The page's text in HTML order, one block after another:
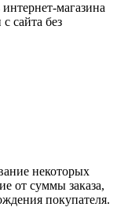
магазина
сайта без
некоторых
от суммы заказа,
покупателя.